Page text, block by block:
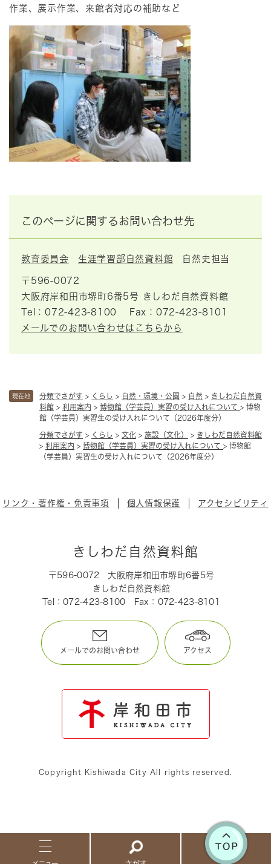
現在地 分類でさがす > くらし > 自然・環境・公園 > 自然 > きしわだ自然資
料館 > 利用案内 > 博物館（学芸員）実習の受け入れについて > 博物
館（学芸員）実習生の受け入れについて（2026年度分）
分類でさがす > くらし > 文化 > 施設（文化） > きしわだ自然資料館
> 利用案内 > 博物館（学芸員）実習の受け入れについて > 博物館
（学芸員）実習生の受け入れについて（2026年度分）
作業、展示作業、来館者対応の補助など
このページに関するお問い合わせ先
教育委員会 生涯学習部自然資料館 自然史担当
〒596-0072
大阪府岸和田市堺町6番5号 きしわだ自然資料館
Tel：072-423-8100
Fax：072-423-8101
メールでのお問い合わせはこちらから
リンク・著作権・免責事項 個人情報保護 アクセシビリティ
きしわだ自然資料館
〒596-0072
大阪府岸和田市堺町6番5号
きしわだ自然資料館
Tel：072-423-8100
Fax：072-423-8101
メールでのお問い合わせ アクセス
Copyright Kishiwada City All rights reserved.